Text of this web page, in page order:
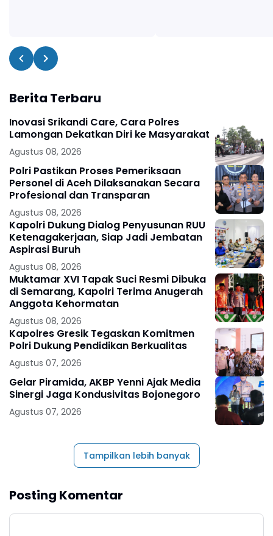
Berita Terbaru
Inovasi Srikandi Care, Cara Polres
Lamongan Dekatkan Diri ke Masyarakat
Agustus 08, 2026
Polri Pastikan Proses Pemeriksaan
Personel di Aceh Dilaksanakan Secara
Profesional dan Transparan
Agustus 08, 2026
Kapolri Dukung Dialog Penyusunan RUU
Ketenagakerjaan, Siap Jadi Jembatan
Aspirasi Buruh
Agustus 08, 2026
Muktamar XVI Tapak Suci Resmi Dibuka
di Semarang, Kapolri Terima Anugerah
Anggota Kehormatan
Agustus 08, 2026
Kapolres Gresik Tegaskan Komitmen
Polri Dukung Pendidikan Berkualitas
Agustus 07, 2026
Gelar Piramida, AKBP Yenni Ajak Media
Sinergi Jaga Kondusivitas Bojonegoro
Agustus 07, 2026
Tampilkan lebih banyak
Posting Komentar